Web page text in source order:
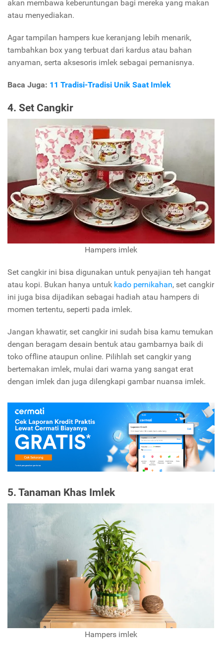
akan membawa keberuntungan bagi mereka yang makan
atau menyediakan.
Agar tampilan hampers kue keranjang lebih menarik,
tambahkan box yang terbuat dari kardus atau bahan
anyaman, serta aksesoris imlek sebagai pemanisnya.
Baca Juga: 11 Tradisi-Tradisi Unik Saat Imlek
4. Set Cangkir
Hampers imlek
Set cangkir ini bisa digunakan untuk penyajian teh hangat
atau kopi. Bukan hanya untuk kado pernikahan, set cangkir
ini juga bisa dijadikan sebagai hadiah atau hampers di
momen tertentu, seperti pada imlek.
Jangan khawatir, set cangkir ini sudah bisa kamu temukan
dengan beragam desain bentuk atau gambarnya baik di
toko offline ataupun online. Pilihlah set cangkir yang
bertemakan imlek, mulai dari warna yang sangat erat
dengan imlek dan juga dilengkapi gambar nuansa imlek.
5. Tanaman Khas Imlek
Hampers imlek